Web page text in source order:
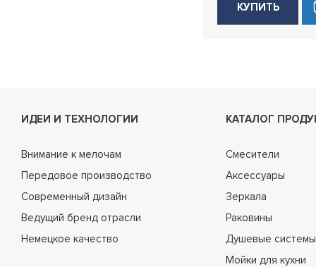
КУПИТЬ
ИДЕИ И ТЕХНОЛОГИИ
Внимание к мелочам
Передовое производство
Современный дизайн
Ведущий бренд отрасли
Немецкое качество
КАТАЛОГ
Смесители
Аксессуары
Зеркала
Раковины
Душевые системы
Мойки для кухни